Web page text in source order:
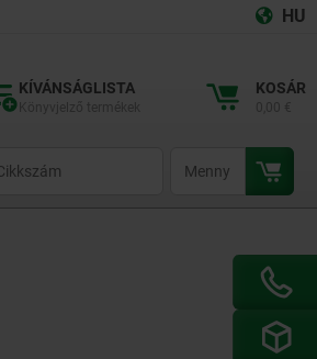
HU
KÍVÁNSÁGLISTA KOSÁR